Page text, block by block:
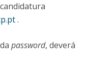
.
password, deverá